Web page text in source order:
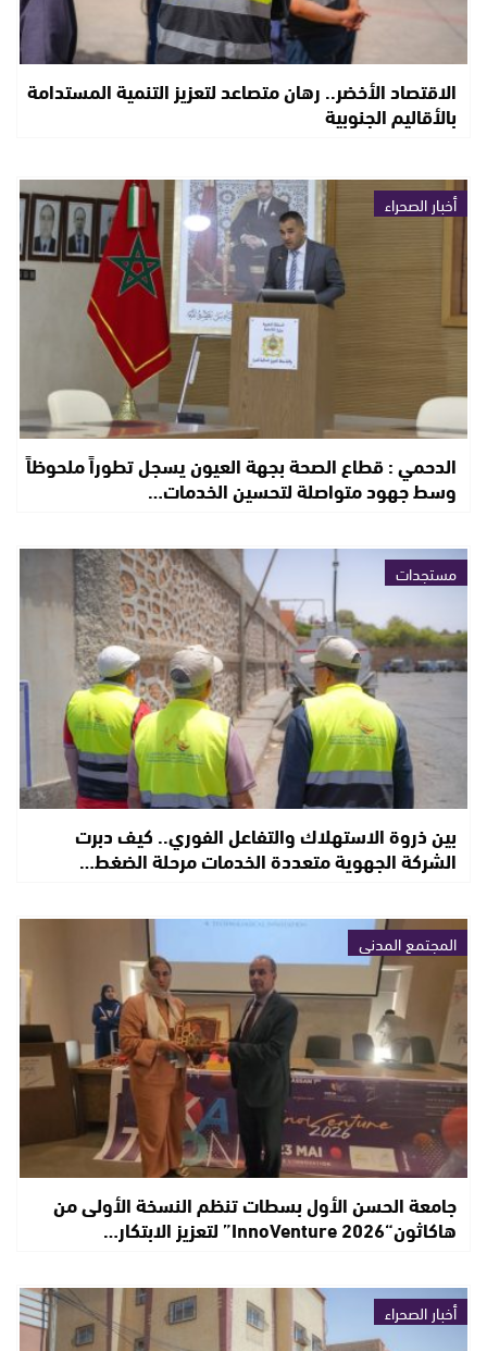
الاقتصاد الأخضر.. رهان متصاعد لتعزيز التنمية المستدامة
بالأقاليم الجنوبية
أخبار الصحراء
الدحمي : قطاع الصحة بجهة العيون يسجل تطوراً ملحوظاً
وسط جهود متواصلة لتحسين الخدمات…
مستجدات
بين ذروة الاستهلاك والتفاعل الفوري.. كيف دبرت
الشركة الجهوية متعددة الخدمات مرحلة الضغط…
المجتمع المدني
جامعة الحسن الأول بسطات تنظم النسخة الأولى من
هاكاثون“InnoVenture 2026” لتعزيز الابتكار…
أخبار الصحراء